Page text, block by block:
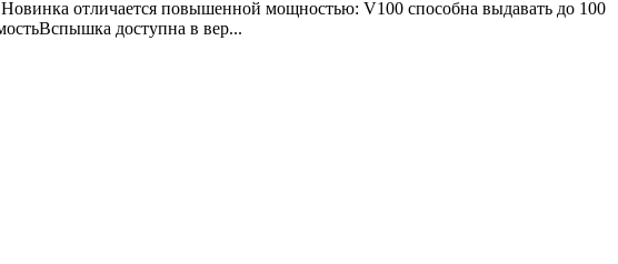
отличается повышенной мощностью: V100 способна выдавать до 100
доступна в вер...